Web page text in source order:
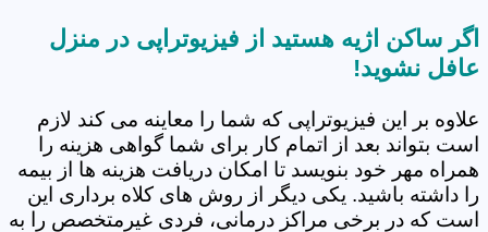
اگر ساکن اژیه هستید از فیزیوتراپی در منزل
عافل نشوید!
علاوه بر این فیزیوتراپی که شما را معاینه می کند لازم
است بتواند بعد از اتمام کار برای شما گواهی هزینه را
همراه مهر خود بنویسد تا امکان دریافت هزینه ها از بیمه
را داشته باشید. یکی دیگر از روش های کلاه برداری این
است که در برخی مراکز درمانی، فردی غیرمتخصص را به